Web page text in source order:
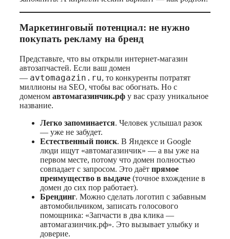
Маркетинговый потенциал: не нужно
покупать рекламу на бренд
Представьте, что вы открыли интернет‑магазин
автозапчастей. Если ваш домен
— avtomagazin.ru, то конкуренты потратят
миллионы на SEO, чтобы вас обогнать. Но с
доменом автомагазинчик.рф у вас сразу уникальное
название.
Легко запоминается. Человек услышал разок
— уже не забудет.
Естественный поиск. В Яндексе и Google
люди ищут «автомагазинчик» — а вы уже на
первом месте, потому что домен полностью
совпадает с запросом. Это даёт прямое
преимущество в выдаче (точное вхождение в
домен до сих пор работает).
Брендинг. Можно сделать логотип с забавным
автомобильчиком, записать голосового
помощника: «Запчасти в два клика —
автомагазинчик.рф». Это вызывает улыбку и
доверие.